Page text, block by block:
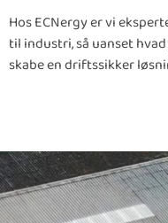
Hos ECNergy er vi
til industri, så uanset
skabe en driftssikker